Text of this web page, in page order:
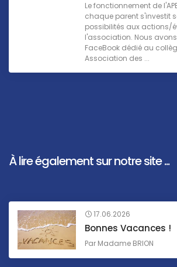
Le fonctionnement de
chaque parent s'investit
possibilités aux actions/
l'association. Nous
FaceBook dédié au
Association des ...
À lire également sur notre site ...
17.06.2026
Bonnes Vacances !
Par Madame BRION